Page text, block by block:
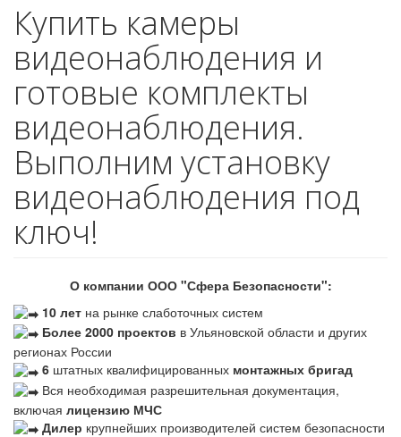
Купить камеры
видеонаблюдения и
готовые комплекты
видеонаблюдения.
Выполним установку
видеонаблюдения под
ключ!
О компании ООО "Сфера Безопасности":
10 лет на рынке слаботочных систем
Более 2000 проектов в Ульяновской области и других
регионах России
6 штатных квалифицированных монтажных бригад
Вся необходимая разрешительная документация,
включая лицензию МЧС
Дилер крупнейших производителей систем безопасности